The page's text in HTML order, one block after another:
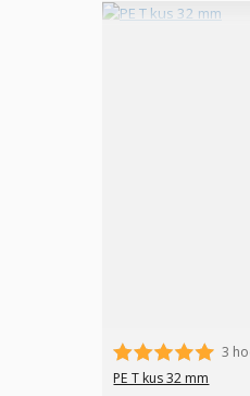
3
PE T kus 32 mm